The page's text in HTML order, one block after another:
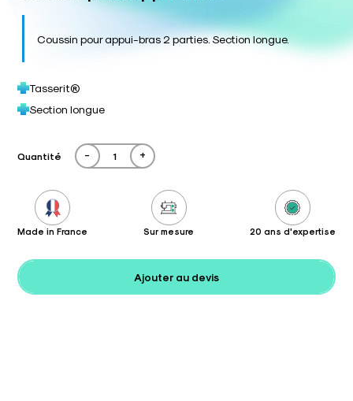
Coussin pour appui-bras 2 parties. Section longue.
Tasserit®
Section longue
Quantité - +
Made in France Sur mesure 20 ans d'expertise
Ajouter au devis